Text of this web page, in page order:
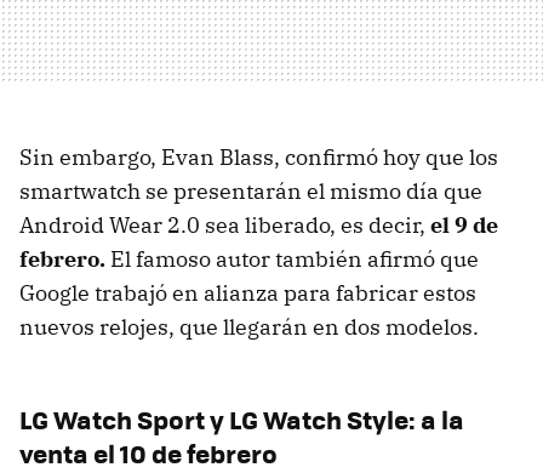
Sin embargo, Evan Blass, confirmó hoy que los
smartwatch se presentarán el mismo día que
Android Wear 2.0 sea liberado, es decir, el 9 de
febrero. El famoso autor también afirmó que
Google trabajó en alianza para fabricar estos
nuevos relojes, que llegarán en dos modelos.
LG Watch Sport y LG Watch Style: a la
venta el 10 de febrero